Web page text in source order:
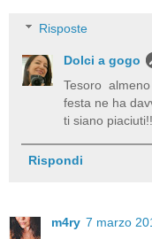
Risposte
Dolci a gogo
Tesoro
festa ne ha
ti siano
Rispondi
m4ry 7 marzo